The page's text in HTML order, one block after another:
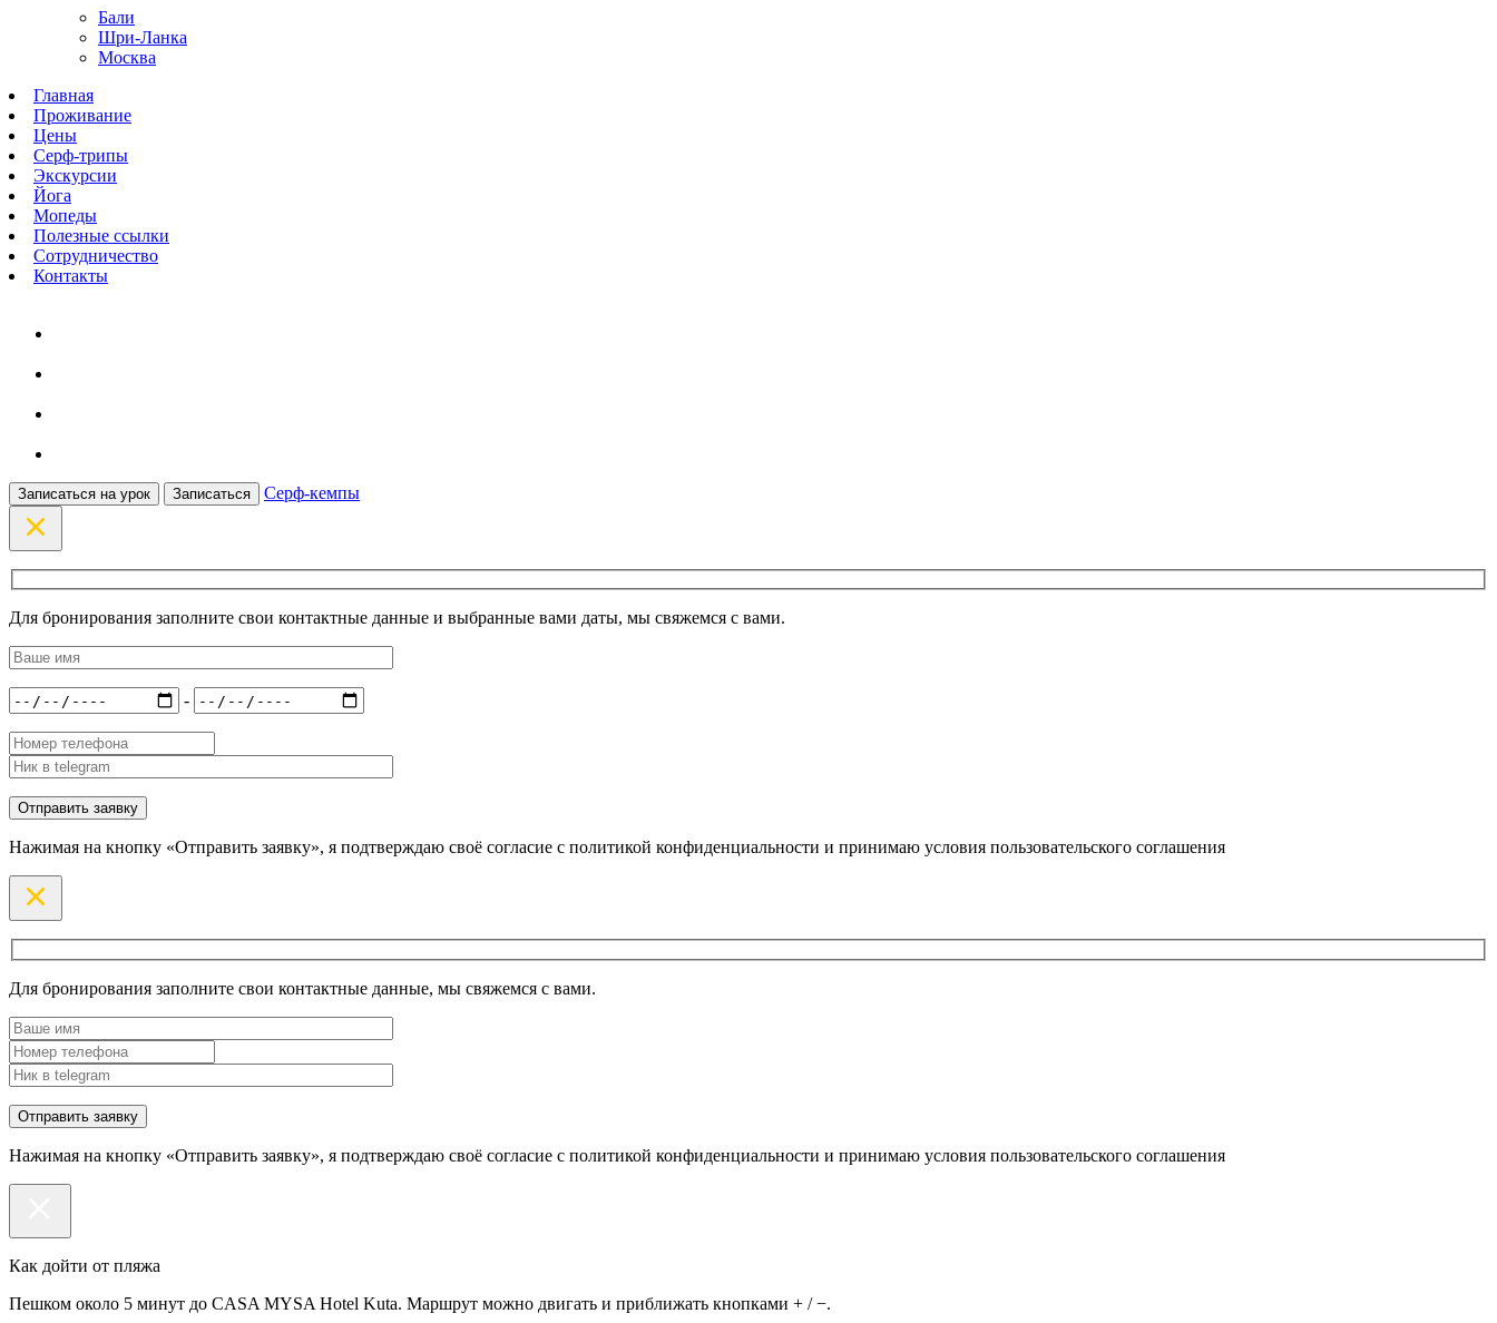
Бали
Шри-Ланка
Москва
Главная
Проживание
Цены
Серф-трипы
Экскурсии
Йога
Мопеды
Полезные ссылки
Сотрудничество
Контакты
Записаться на урок Записаться Серф-кемпы
Для бронирования заполните свои контактные данные и выбранные вами даты, мы свяжемся с вами.
-
Нажимая на кнопку «Отправить заявку», я подтверждаю своё согласие с политикой конфиденциальности и принимаю условия пользовательского соглашения
Для бронирования заполните свои контактные данные, мы свяжемся с вами.
Нажимая на кнопку «Отправить заявку», я подтверждаю своё согласие с политикой конфиденциальности и принимаю условия пользовательского соглашения
Как дойти от пляжа
Пешком около 5 минут до CASA MYSA Hotel Kuta. Маршрут можно двигать и приближать кнопками + / −.